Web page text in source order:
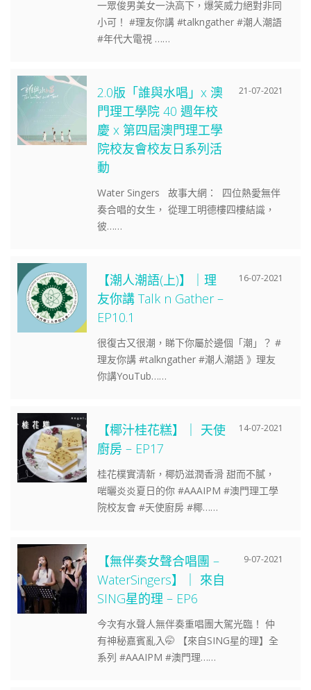
一眾俊男美女一決高下，爆笑威力絕對非同
小可！ #理友你講 #talkngather #潮人潮語
#年代大電視 ……
2.0版「誰與水唱」x 澳
門理工學院 40 週年校
慶 x 第四屆澳門理工學
院校友會校友日系列活
動
21-07-2021
Water Singers 故事大網： 四位熱愛無伴
奏合唱的女生， 從理工明德樓四樓結識，
彼……
【潮人潮語(上)】｜理
友你講 Talk n Gather –
EP10.1
16-07-2021
很復古又很潮，睇下你屬於邊個「潮」？ #
理友你講 #talkngather #潮人潮語 》理友
你講YouTub……
【椰汁桂花糕】｜ 天使
廚房 – EP17
14-07-2021
桂花樸實清新，椰奶滋潤香滑 甜而不膩，
啱曬炎炎夏日的你 #AAAIPM #澳門理工學
院校友會 #天使廚房 #椰……
【無伴奏女聲合唱團 –
WaterSingers】｜ 來自
SING星的理 – EP6
9-07-2021
今次有水聲人無伴奏重唱團大駕光臨！ 仲
有神秘嘉賓亂入🤭 【來自SING星的理】全
系列 #AAAIPM #澳門理……